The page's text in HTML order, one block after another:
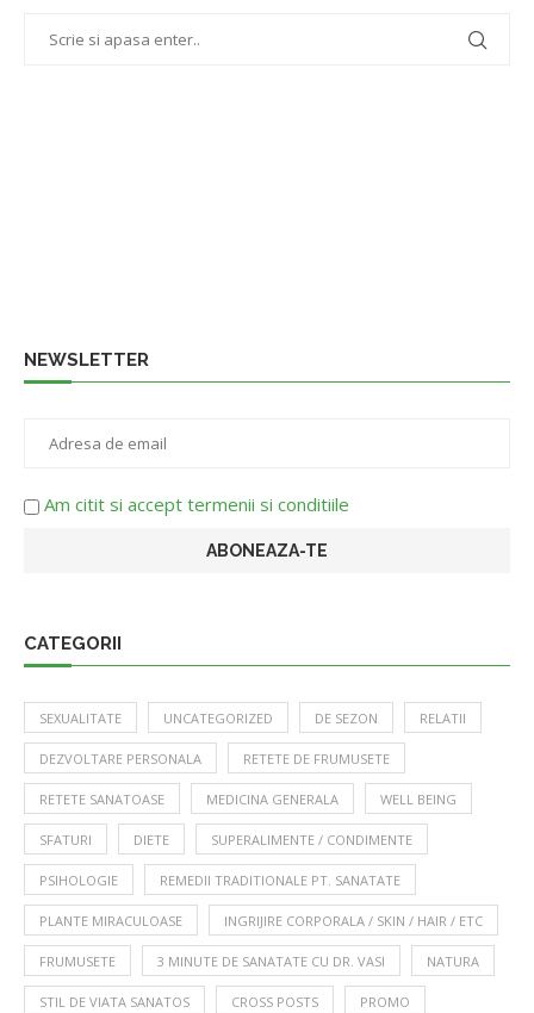
NEWSLETTER
Am citit si accept termenii si conditiile
CATEGORII
SEXUALITATE UNCATEGORIZED DE SEZON RELATII
DEZVOLTARE PERSONALA RETETE DE FRUMUSETE
RETETE SANATOASE MEDICINA GENERALA WELL BEING
SFATURI DIETE SUPERALIMENTE / CONDIMENTE
PSIHOLOGIE REMEDII TRADITIONALE PT. SANATATE
PLANTE MIRACULOASE INGRIJIRE CORPORALA / SKIN / HAIR / ETC
FRUMUSETE 3 MINUTE DE SANATATE CU DR. VASI NATURA
STIL DE VIATA SANATOS CROSS POSTS PROMO